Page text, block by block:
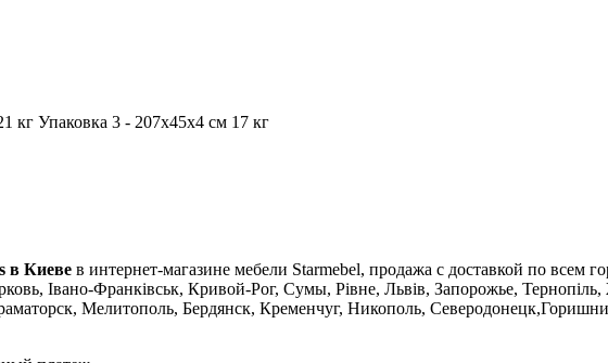
кг Упаковка 3 - 207х45х4 см 17 кг
в Киеве в интернет-магазине мебели Starmebel, продажа с доставкой по всем
Івано-Франківськ, Кривой-Рог, Сумы, Рівне, Львів, Запорожье,
Мелитополь, Бердянск, Кременчуг, Никополь,